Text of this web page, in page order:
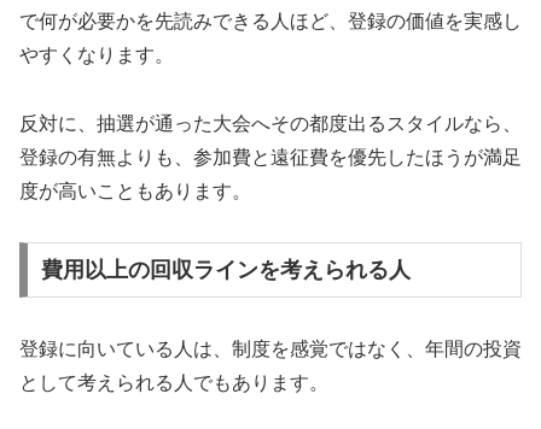
で何が必要かを先読みできる人ほど、登録の価値を実感し
やすくなります。
反対に、抽選が通った大会へその都度出るスタイルなら、
登録の有無よりも、参加費と遠征費を優先したほうが満足
度が高いこともあります。
費用以上の回収ラインを考えられる人
登録に向いている人は、制度を感覚ではなく、年間の投資
として考えられる人でもあります。